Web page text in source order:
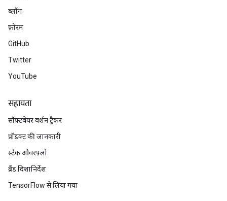
ब्लॉग
फ़ोरम
GitHub
Twitter
YouTube
सहायता
सॉफ़्टवेयर वर्शन ट्रैकर
प्रॉडक्ट की जानकारी
स्टैक ओवरफ़्लो
ब्रैंड दिशानिर्देश
TensorFlow से लिया गया